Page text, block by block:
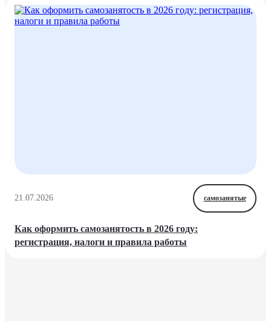
21.07.2026 самозанятые
Как оформить самозанятость в 2026 году:
регистрация, налоги и правила работы